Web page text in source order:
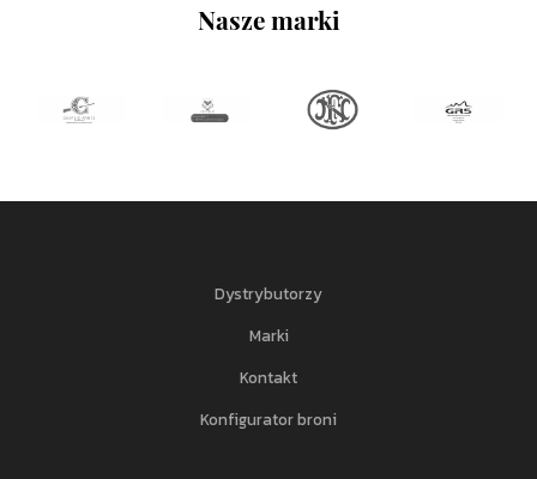
Nasze marki
Dystrybutorzy
Marki
Kontakt
Konfigurator broni